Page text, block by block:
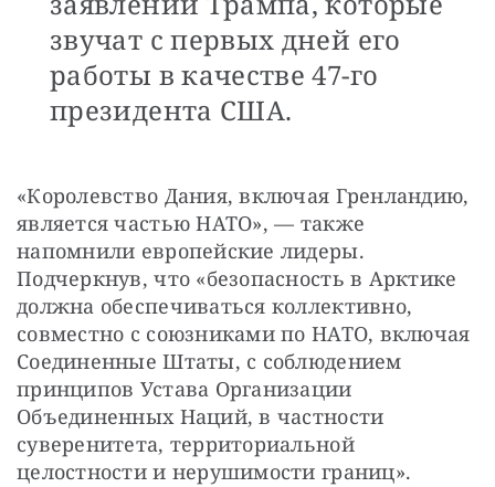
звучат с первых дней его
работы в качестве 47-го
президента США.
«Королевство Дания, включая Гренландию,
является частью НАТО», — также
напомнили европейские лидеры.
Подчеркнув, что «безопасность в Арктике
должна обеспечиваться коллективно,
совместно с союзниками по НАТО, включая
Соединенные Штаты, с соблюдением
принципов Устава Организации
Объединенных Наций, в частности
суверенитета, территориальной
целостности и нерушимости границ».